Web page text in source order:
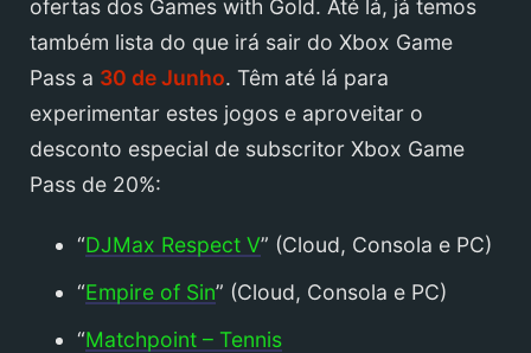
ofertas dos Games with Gold. Até lá, já temos
também lista do que irá sair do Xbox Game
Pass a 30 de Junho. Têm até lá para
experimentar estes jogos e aproveitar o
desconto especial de subscritor Xbox Game
Pass de 20%:
“DJMax Respect V” (Cloud, Consola e PC)
“Empire of Sin” (Cloud, Consola e PC)
“Matchpoint – Tennis